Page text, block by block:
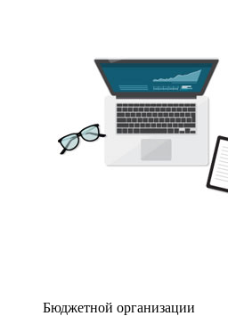
Бюджетной организации